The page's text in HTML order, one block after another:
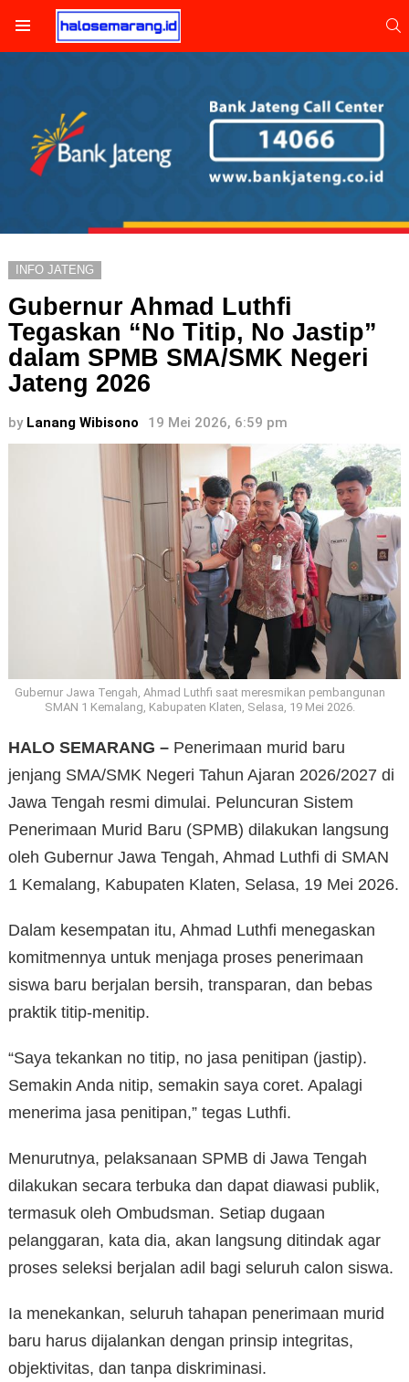
INFO JATENG
Gubernur Ahmad Luthfi
Tegaskan “No Titip, No Jastip”
dalam SPMB SMA/SMK Negeri
Jateng 2026
by Lanang Wibisono 19 Mei 2026, 6:59 pm
Gubernur Jawa Tengah, Ahmad Luthfi saat meresmikan pembangunan
SMAN 1 Kemalang, Kabupaten Klaten, Selasa, 19 Mei 2026.
HALO SEMARANG – Penerimaan murid baru
jenjang SMA/SMK Negeri Tahun Ajaran 2026/2027 di
Jawa Tengah resmi dimulai. Peluncuran Sistem
Penerimaan Murid Baru (SPMB) dilakukan langsung
oleh Gubernur Jawa Tengah, Ahmad Luthfi di SMAN
1 Kemalang, Kabupaten Klaten, Selasa, 19 Mei 2026.
Dalam kesempatan itu, Ahmad Luthfi menegaskan
komitmennya untuk menjaga proses penerimaan
siswa baru berjalan bersih, transparan, dan bebas
praktik titip-menitip.
“Saya tekankan no titip, no jasa penitipan (jastip).
Semakin Anda nitip, semakin saya coret. Apalagi
menerima jasa penitipan,” tegas Luthfi.
Menurutnya, pelaksanaan SPMB di Jawa Tengah
dilakukan secara terbuka dan dapat diawasi publik,
termasuk oleh Ombudsman. Setiap dugaan
pelanggaran, kata dia, akan langsung ditindak agar
proses seleksi berjalan adil bagi seluruh calon siswa.
Ia menekankan, seluruh tahapan penerimaan murid
baru harus dijalankan dengan prinsip integritas,
objektivitas, dan tanpa diskriminasi.